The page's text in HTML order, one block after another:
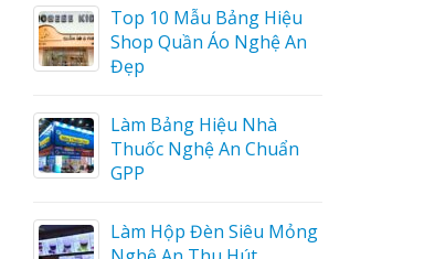
Binh đẹp giá rẻ
đẹp giá rẻ
handmade cổ điển